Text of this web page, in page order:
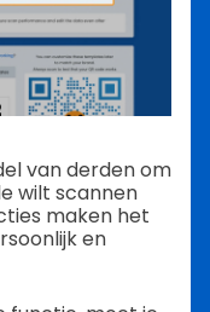
van derden om
wilt scannen
maken het
en